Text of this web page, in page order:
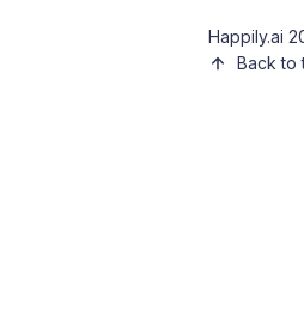
Happily.ai
Back to